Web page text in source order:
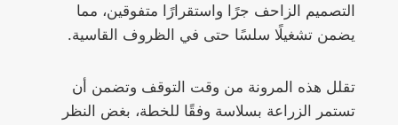
التصميم الزاحف جرًا واستقرارًا متفوقين، مما
يضمن تشغيلًا سلسًا حتى في الظروف القاسية.
تقلل هذه المرونة من وقت التوقف وتضمن أن
تستمر الزراعة بسلاسة وفقًا للخطة، بغض النظر